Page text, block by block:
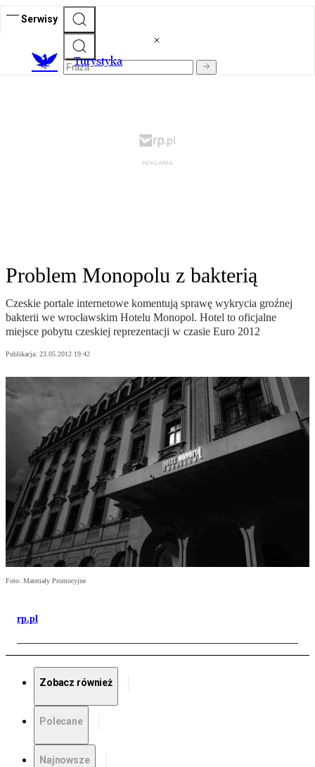
Serwisy
Turystyka
Problem Monopolu z bakterią
Czeskie portale internetowe komentują sprawę wykrycia groźnej
bakterii we wrocławskim Hotelu Monopol. Hotel to oficjalne
miejsce pobytu czeskiej reprezentacji w czasie Euro 2012
Publikacja: 23.05.2012 19:42
Foto: Materiały Promocyjne
rp.pl
Zobacz również
Polecane
Najnowsze